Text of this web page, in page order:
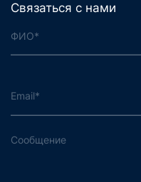
Связаться с нами